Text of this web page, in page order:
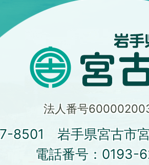
法人番号
8501 岩手県宮古市
電話番号： 0193-